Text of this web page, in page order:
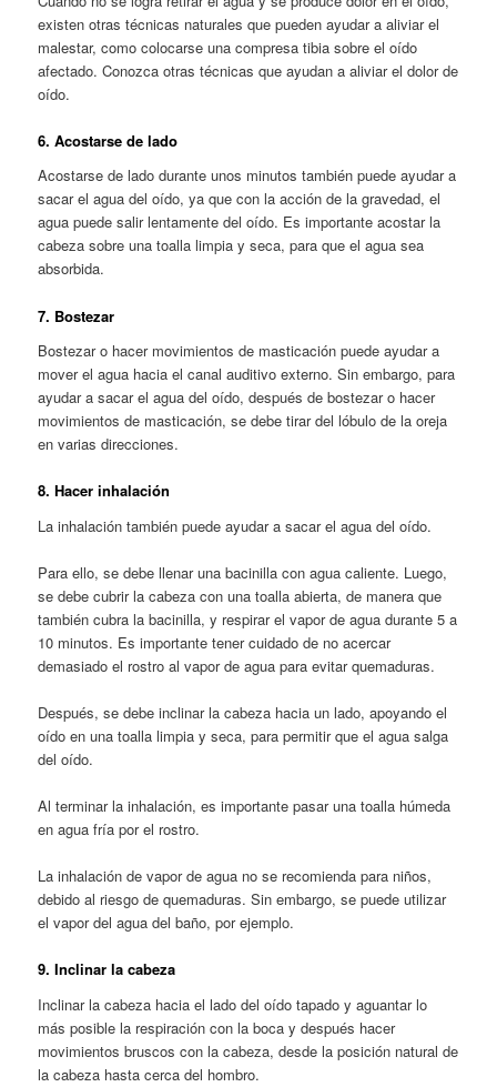
existen otras técnicas naturales que pueden ayudar a aliviar el
malestar, como colocarse una compresa tibia sobre el oído
afectado. Conozca otras técnicas que ayudan a aliviar el dolor de
oído.
6. Acostarse de lado
Acostarse de lado durante unos minutos también puede ayudar a
sacar el agua del oído, ya que con la acción de la gravedad, el
agua puede salir lentamente del oído. Es importante acostar la
cabeza sobre una toalla limpia y seca, para que el agua sea
absorbida.
7. Bostezar
Bostezar o hacer movimientos de masticación puede ayudar a
mover el agua hacia el canal auditivo externo. Sin embargo, para
ayudar a sacar el agua del oído, después de bostezar o hacer
movimientos de masticación, se debe tirar del lóbulo de la oreja
en varias direcciones.
8. Hacer inhalación
La inhalación también puede ayudar a sacar el agua del oído.
Para ello, se debe llenar una bacinilla con agua caliente. Luego,
se debe cubrir la cabeza con una toalla abierta, de manera que
también cubra la bacinilla, y respirar el vapor de agua durante 5 a
10 minutos. Es importante tener cuidado de no acercar
demasiado el rostro al vapor de agua para evitar quemaduras.
Después, se debe inclinar la cabeza hacia un lado, apoyando el
oído en una toalla limpia y seca, para permitir que el agua salga
del oído.
Al terminar la inhalación, es importante pasar una toalla húmeda
en agua fría por el rostro.
La inhalación de vapor de agua no se recomienda para niños,
debido al riesgo de quemaduras. Sin embargo, se puede utilizar
el vapor del agua del baño, por ejemplo.
9. Inclinar la cabeza
Inclinar la cabeza hacia el lado del oído tapado y aguantar lo
más posible la respiración con la boca y después hacer
movimientos bruscos con la cabeza, desde la posición natural de
la cabeza hasta cerca del hombro.